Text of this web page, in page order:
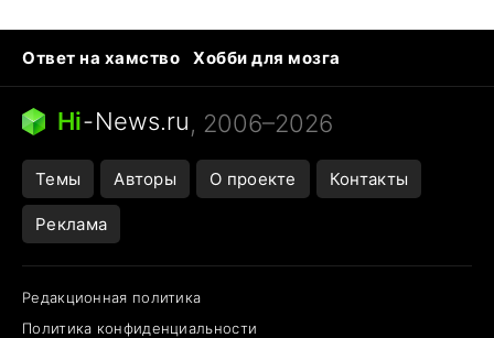
Ответ на хамство
Хобби для мозга
Бензин 100 vs 95
Тунцы в океанариуме
Следующая пандемия
Hi-News.ru, 2006–2026
Темы Авторы О проекте Контакты
Реклама
Редакционная политика
Политика конфиденциальности